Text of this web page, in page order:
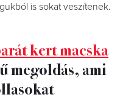
is sokat veszítenek.
kert macska
megoldás, ami